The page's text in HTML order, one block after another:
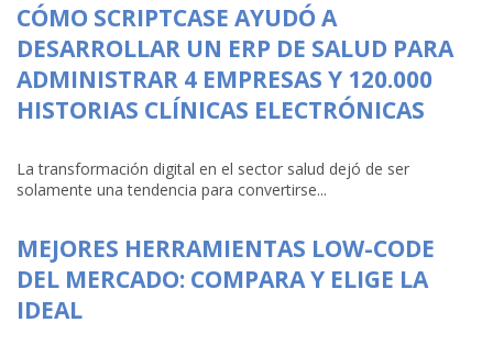
CÓMO SCRIPTCASE AYUDÓ A
DESARROLLAR UN ERP DE SALUD PARA
ADMINISTRAR 4 EMPRESAS Y 120.000
HISTORIAS CLÍNICAS ELECTRÓNICAS
La transformación digital en el sector salud dejó de ser
solamente una tendencia para convertirse...
MEJORES HERRAMIENTAS LOW-CODE
DEL MERCADO: COMPARA Y ELIGE LA
IDEAL